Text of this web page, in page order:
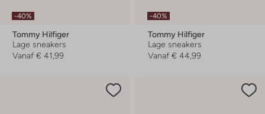
-40%
Tommy Hilfiger
Lage sneakers
Vanaf € 41,99
-40%
Tommy Hilfiger
Lage sneakers
Vanaf € 44,99